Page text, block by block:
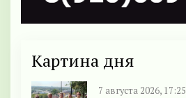
Картина дня
7 августа 2026, 17:25